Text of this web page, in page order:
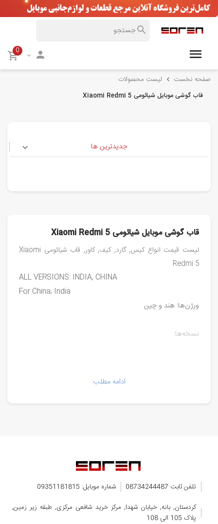
0
صفحه نخست لیست محصولات
قاب گوشی موبایل شیائومی Xiaomi Redmi 5
جدیدترین ها
قاب گوشی موبایل شیائومی Xiaomi Redmi 5
لیست قیمت انواع کیس, گارد, کیف, کاور, قاب شیائومی Xiaomi
Redmi 5
ALL VERSIONS: INDIA, CHINA
For China; India
ورژن‌ها: هند و چین
نسخه‌ها:
ادامه مطلب
تلفن ثابت 08734244487
شماره موبایل: 09351181815
کردستان, بانه, خیابان شهدا, مرکز خرید شافعی مرکزی, طبقه زیر زمین,
پلاک 105 الی 108